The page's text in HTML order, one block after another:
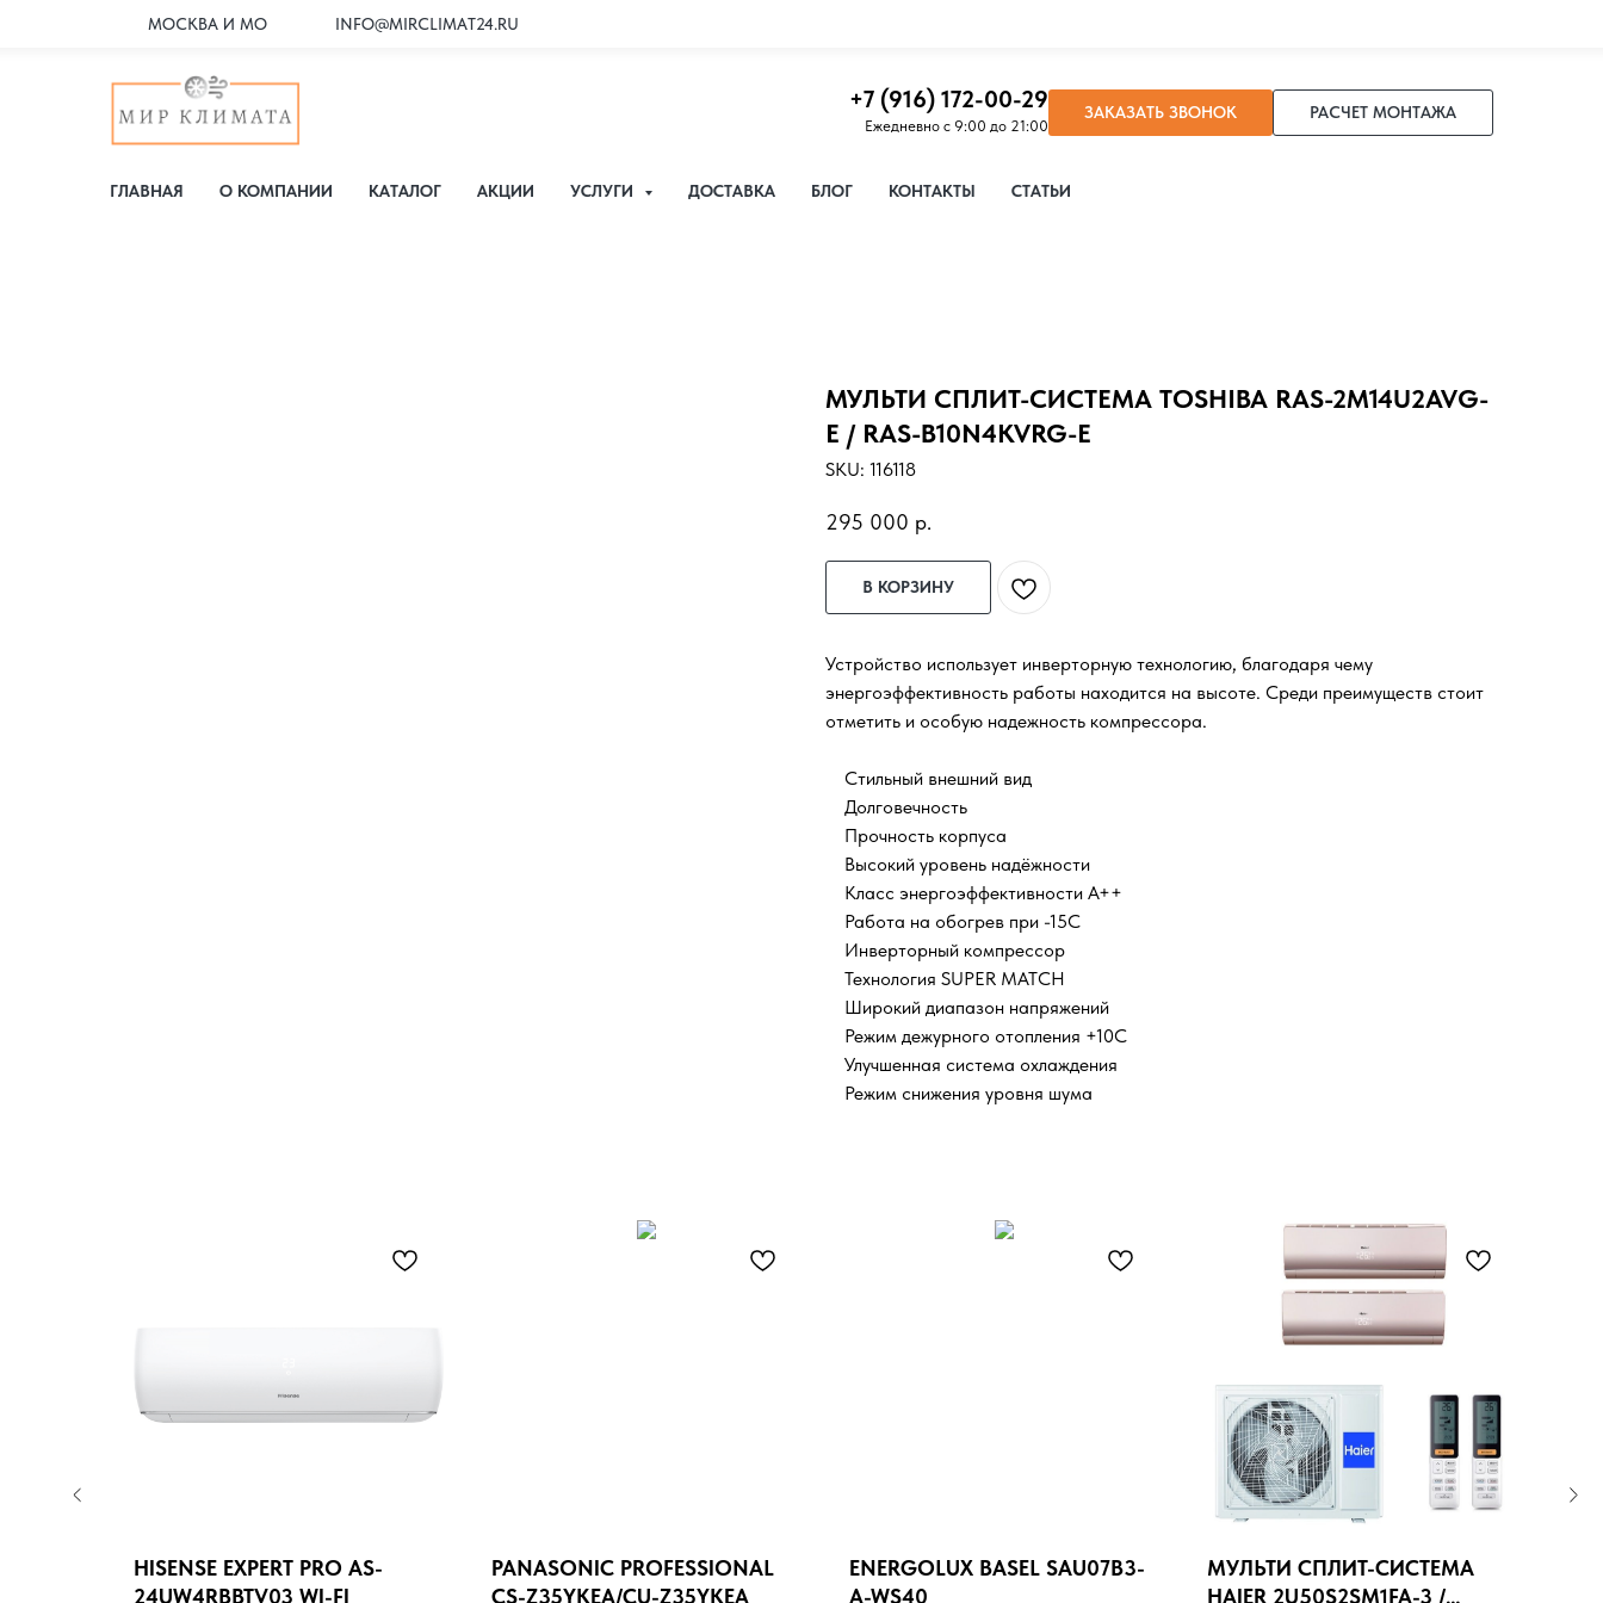
МОСКВА И МО INFO@MIRCLIMAT24.RU
+7 (916) 172-00-29
Ежедневно с 9:00 до 21:00
ЗАКАЗАТЬ ЗВОНОК РАСЧЕТ МОНТАЖА
ГЛАВНАЯ О КОМПАНИИ КАТАЛОГ АКЦИИ УСЛУГИ ДОСТАВКА БЛОГ КОНТАКТЫ СТАТЬИ
МУЛЬТИ СПЛИТ-СИСТЕМА TOSHIBA RAS-2M14U2AVG-
E / RAS-B10N4KVRG-E
SKU: 116118
295 000 р.
В КОРЗИНУ
Устройство использует инверторную технологию, благодаря чему
энергоэффективность работы находится на высоте. Среди преимуществ стоит
отметить и особую надежность компрессора.
Стильный внешний вид
Долговечность
Прочность корпуса
Высокий уровень надёжности
Класс энергоэффективности А++
Работа на обогрев при -15С
Инверторный компрессор
Технология SUPER MATCH
Широкий диапазон напряжений
Режим дежурного отопления +10С
Улучшенная система охлаждения
Режим снижения уровня шума
HISENSE EXPERT PRO AS-
24UW4RBBTV03 WI-FI
PANASONIC PROFESSIONAL
CS-Z35YKEA/CU-Z35YKEA
ENERGOLUX BASEL SAU07B3-
A-WS40
МУЛЬТИ СПЛИТ-СИСТЕМА
HAIER 2U50S2SM1FA-3 /